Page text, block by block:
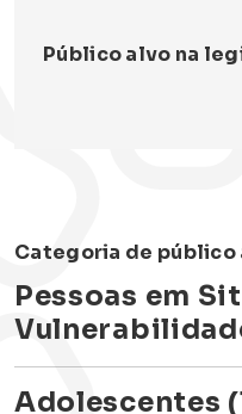
Público alvo na
Categoria de público
Pessoas em
Adolescentes